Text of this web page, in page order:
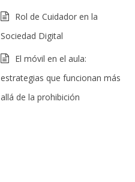
Rol de Cuidador en la
Sociedad Digital
El móvil en el aula:
estrategias que funcionan más
allá de la prohibición